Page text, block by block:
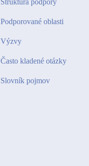
Podporované oblasti
Výzvy
Často kladené otázky
Slovník pojmov